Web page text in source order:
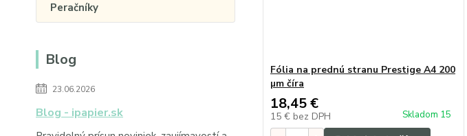
Peračníky
Blog
23.06.2026
Blog - ipapier.sk
Fólia na prednú stranu Prestige A4 200
µm číra
18,45 €
15 € bez DPH Skladom 15